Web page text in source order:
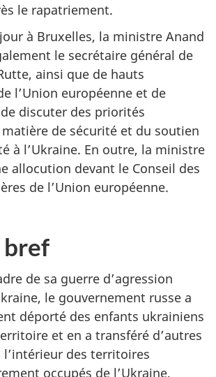
le rapatriement.
à Bruxelles, la ministre Anand
le secrétaire général de
ainsi que de hauts
l’Union européenne et de
discuter des priorités
de sécurité et du soutien
à l’Ukraine. En outre, la ministre
allocution devant le Conseil des
de l’Union européenne.
bref
de sa guerre d’agression
le gouvernement russe a
déporté des enfants ukrainiens
et en a transféré d’autres
l’intérieur des territoires
occupés de l’Ukraine,